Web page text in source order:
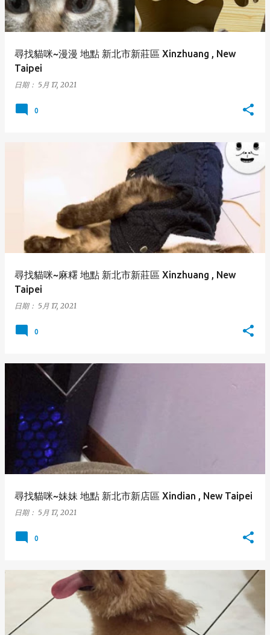
尋找貓咪~漫漫 地點 新北市新莊區 Xinzhuang , New
Taipei
日期： 5月 17, 2021
0
尋找貓咪~麻糬 地點 新北市新莊區 Xinzhuang , New
Taipei
日期： 5月 17, 2021
0
尋找貓咪~妹妹 地點 新北市新店區 Xindian , New Taipei
日期： 5月 17, 2021
0